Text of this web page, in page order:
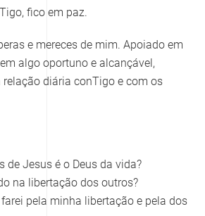
fico em paz.
e mereces de mim. Apoiado em
algo oportuno e alcançável,
diária conTigo e com os
de Jesus é o Deus da vida?
na libertação dos outros?
pela minha libertação e pela dos